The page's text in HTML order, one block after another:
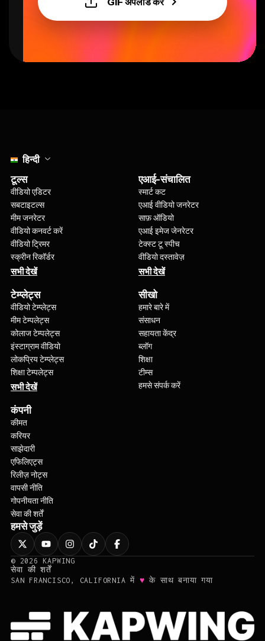
हिन्दी
टूल्स
वीडियो एडिटर
सबटाइटल्स
मीम जनरेटर
वीडियो कनवर्ट करें
वीडियो ट्रिमर
स्क्रीन रिकॉर्डर
सभी देखें
एआई-संचालित
स्मार्ट कट
एआई वीडियो जनरेटर
साफ़ ऑडियो
एआई इमेज जेनरेटर
टेक्स्ट टू स्पीच
वीडियो दस्तावेज़
सभी देखें
टेम्प्लेट्स
वीडियो टेम्प्लेट्स
मीम टेम्पलेट्स
कोलाज टेम्पलेट्स
इंस्टाग्राम वीडियो
लोकप्रिय टेम्प्लेट्स
शिक्षा टेम्पलेट्स
सभी देखें
सीखो
हमारे बारे में
संसाधन
सहायता केंद्र
ब्लॉग
शिक्षा
टीम्स
हमसे संपर्क करें
कंपनी
कीमत
करियर
साझेदारी
एफिलिएट्स
रिलीज़ नोट्स
वापसी नीति
गोपनीयता नीति
सेवा की शर्तें
हमसे जुड़ें
© 2026
KAPWING
सेवा की शर्तें
SAN FRANCISCO, CALIFORNIA में ♥ के साथ बनाया गया